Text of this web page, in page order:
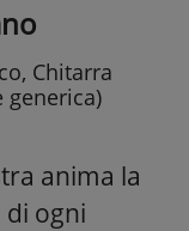
Chitarra
generica)
anima la
ogni